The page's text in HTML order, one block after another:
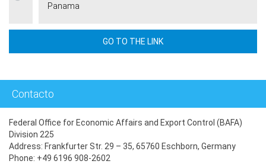
Panama
GO TO THE LINK
Contacto
Federal Office for Economic Affairs and Export Control (BAFA)
Division 225
Address: Frankfurter Str. 29 – 35, 65760 Eschborn, Germany
Phone: +49 6196 908-2602